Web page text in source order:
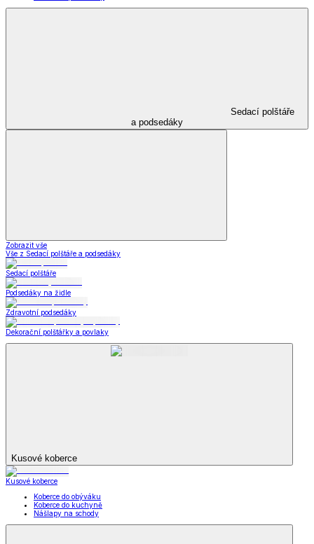
Sedací polštáře
a podsedáky
Zobrazit vše
Vše z Sedací polštáře a podsedáky
Sedací polštáře
Podsedáky na židle
Zdravotní podsedáky
Dekorační polštářky a povlaky
Kusové koberce
Kusové koberce
Koberce do obýváku
Koberce do kuchyně
Nášlapy na schody